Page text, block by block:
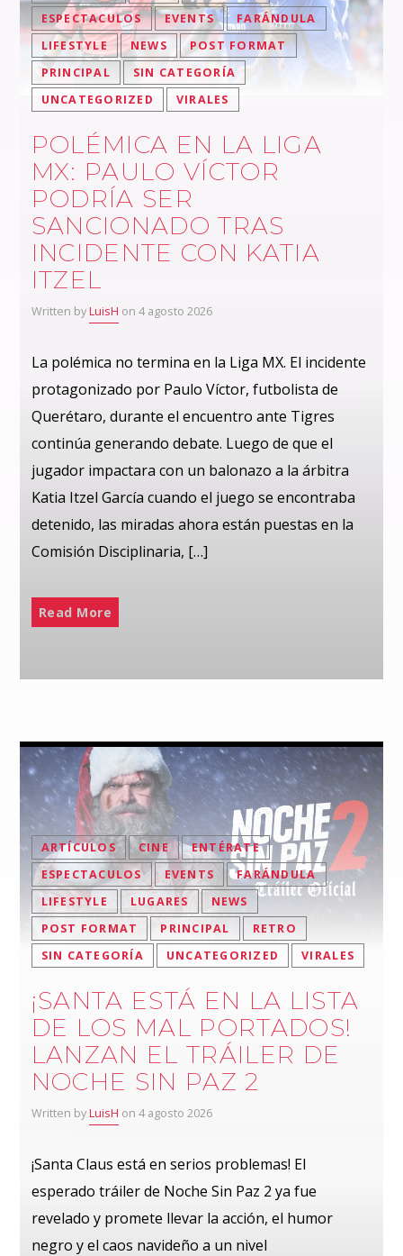
ESPECTACULOS
EVENTS
FARÁNDULA
LIFESTYLE
NEWS
POST FORMAT
PRINCIPAL
SIN CATEGORÍA
UNCATEGORIZED
VIRALES
POLÉMICA EN LA LIGA
MX: PAULO VÍCTOR
PODRÍA SER
SANCIONADO TRAS
INCIDENTE CON KATIA
ITZEL
Written byLuisH on 4 agosto 2026
La polémica no termina en la Liga MX. El incidente
protagonizado por Paulo Víctor, futbolista de
Querétaro, durante el encuentro ante Tigres
continúa generando debate. Luego de que el
jugador impactara con un balonazo a la árbitra
Katia Itzel García cuando el juego se encontraba
detenido, las miradas ahora están puestas en la
Comisión Disciplinaria, […]
Read More
ARTÍCULOS CINE
ENTÉRATE
ESPECTACULOS
EVENTS
FARÁNDULA
LIFESTYLE
LUGARES
NEWS
POST FORMAT
PRINCIPAL
RETRO
SIN CATEGORÍA
UNCATEGORIZED VIRALES
¡SANTA ESTÁ EN LA LISTA
DE LOS MAL PORTADOS!
LANZAN EL TRÁILER DE
NOCHE SIN PAZ 2
Written byLuisH on 4 agosto 2026
¡Santa Claus está en serios problemas! El
esperado tráiler de Noche Sin Paz 2 ya fue
revelado y promete llevar la acción, el humor
negro y el caos navideño a un nivel